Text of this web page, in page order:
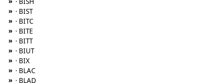
» · BIST
» · BITC
» · BITE
» · BITT
» · BIUT
» · BIX
» · BLAC
» · BLAD